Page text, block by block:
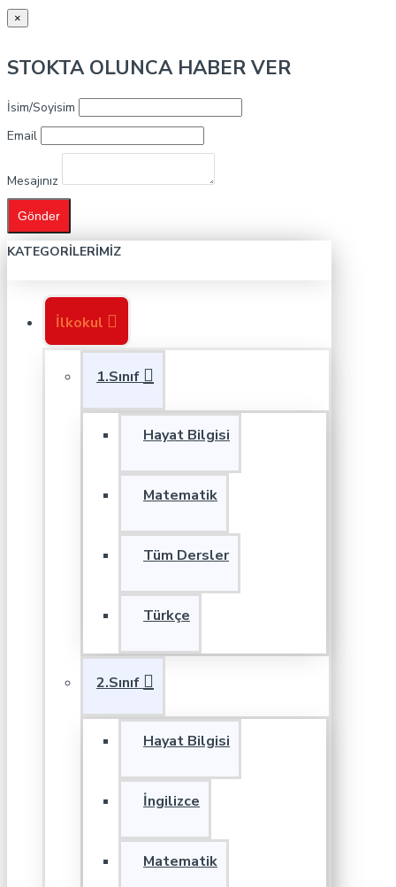
×
STOKTA OLUNCA HABER VER
İsim/Soyisim
Email
Mesajınız
Gönder
KATEGORILERIMIZ
İlkokul
1.Sınıf
Hayat Bilgisi
Matematik
Tüm Dersler
Türkçe
2.Sınıf
Hayat Bilgisi
İngilizce
Matematik